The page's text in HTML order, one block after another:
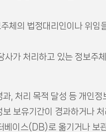
체의 법정대리인이나 위임
가 처리하고 있는 정보주
, 처리 목적 달성 등 개인
보유기간이 경과하거나
베이스(DB)로 옮기거나 보